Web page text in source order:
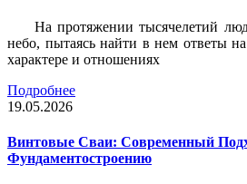
На протяжении тысячелетий
небо, пытаясь найти в нем ответы
характере и отношениях
Подробнее
19.05.2026
Винтовые Сваи: Современный
Фундаментостроению